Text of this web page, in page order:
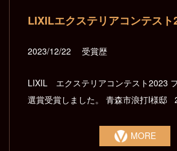
LIXILエクステリアコンテスト
2023/12/22 受賞歴
LIXIL エクステリアコンテスト2023
選賞受賞しました。 青森市浪打I様邸
MORE